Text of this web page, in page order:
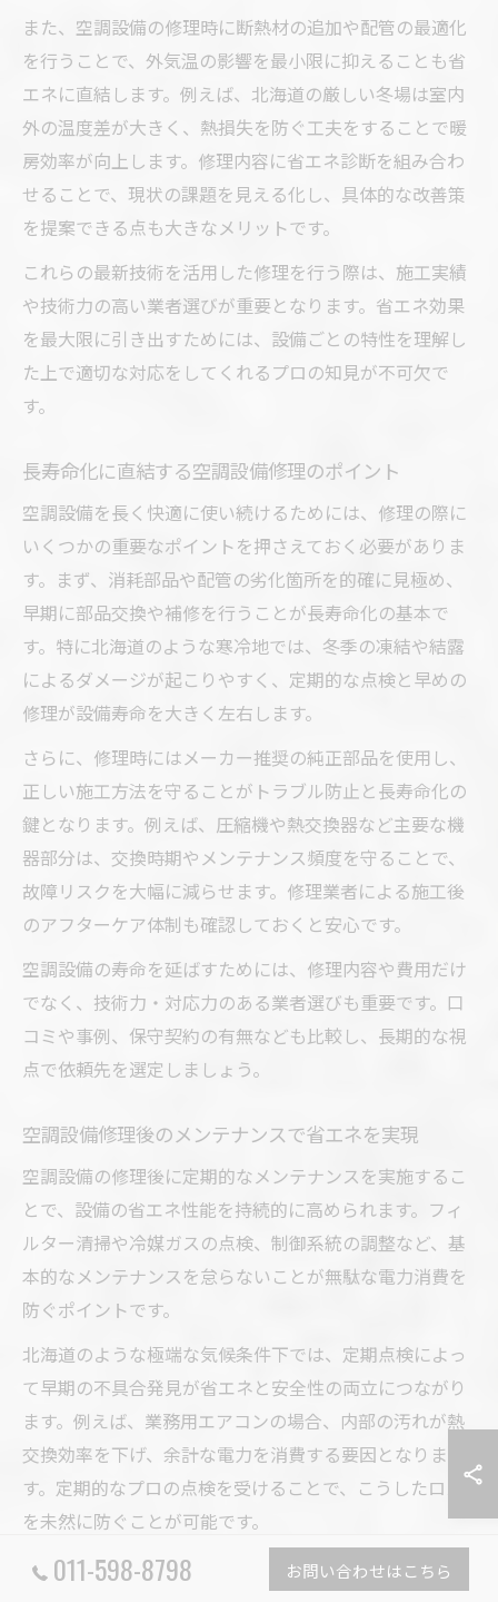
また、空調設備の修理時に断熱材の追加や配管の最適化
を行うことで、外気温の影響を最小限に抑えることも省
エネに直結します。例えば、北海道の厳しい冬場は室内
外の温度差が大きく、熱損失を防ぐ工夫をすることで暖
房効率が向上します。修理内容に省エネ診断を組み合わ
せることで、現状の課題を見える化し、具体的な改善策
を提案できる点も大きなメリットです。
これらの最新技術を活用した修理を行う際は、施工実績
や技術力の高い業者選びが重要となります。省エネ効果
を最大限に引き出すためには、設備ごとの特性を理解し
た上で適切な対応をしてくれるプロの知見が不可欠で
す。
長寿命化に直結する空調設備修理のポイント
空調設備を長く快適に使い続けるためには、修理の際に
いくつかの重要なポイントを押さえておく必要がありま
す。まず、消耗部品や配管の劣化箇所を的確に見極め、
早期に部品交換や補修を行うことが長寿命化の基本で
す。特に北海道のような寒冷地では、冬季の凍結や結露
によるダメージが起こりやすく、定期的な点検と早めの
修理が設備寿命を大きく左右します。
さらに、修理時にはメーカー推奨の純正部品を使用し、
正しい施工方法を守ることがトラブル防止と長寿命化の
鍵となります。例えば、圧縮機や熱交換器など主要な機
器部分は、交換時期やメンテナンス頻度を守ることで、
故障リスクを大幅に減らせます。修理業者による施工後
のアフターケア体制も確認しておくと安心です。
空調設備の寿命を延ばすためには、修理内容や費用だけ
でなく、技術力・対応力のある業者選びも重要です。口
コミや事例、保守契約の有無なども比較し、長期的な視
点で依頼先を選定しましょう。
空調設備修理後のメンテナンスで省エネを実現
空調設備の修理後に定期的なメンテナンスを実施するこ
とで、設備の省エネ性能を持続的に高められます。フィ
ルター清掃や冷媒ガスの点検、制御系統の調整など、基
本的なメンテナンスを怠らないことが無駄な電力消費を
防ぐポイントです。
北海道のような極端な気候条件下では、定期点検によっ
て早期の不具合発見が省エネと安全性の両立につながり
ます。例えば、業務用エアコンの場合、内部の汚れが熱
交換効率を下げ、余計な電力を消費する要因となりま
す。定期的なプロの点検を受けることで、こうしたロス
を未然に防ぐことが可能です。
メンテナンス契約を結ぶことで、トラブル時の迅速な対
011-598-8798 お問い合わせはこちら